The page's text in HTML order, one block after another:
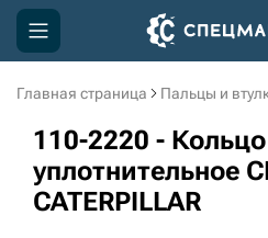
Главная страница Пальцы и
110-2220 - Кольцо
уплотнительное
CATERPILLAR
Компания
Акции
Доставка и оплата